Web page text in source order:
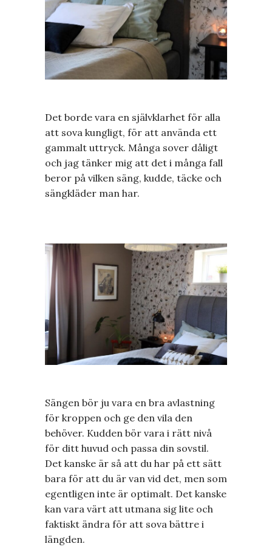
Det borde vara en självklarhet för alla
att sova kungligt, för att använda ett
gammalt uttryck. Många sover dåligt
och jag tänker mig att det i många fall
beror på vilken säng, kudde, täcke och
sängkläder man har.
Sängen bör ju vara en bra avlastning
för kroppen och ge den vila den
behöver. Kudden bör vara i rätt nivå
för ditt huvud och passa din sovstil.
Det kanske är så att du har på ett sätt
bara för att du är van vid det, men som
egentligen inte är optimalt. Det kanske
kan vara värt att utmana sig lite och
faktiskt ändra för att sova bättre i
längden.